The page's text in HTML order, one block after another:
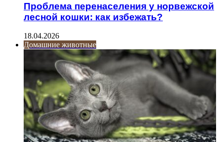
Проблема перенаселения у норвежской
лесной кошки: как избежать?
18.04.2026
Домашние животные